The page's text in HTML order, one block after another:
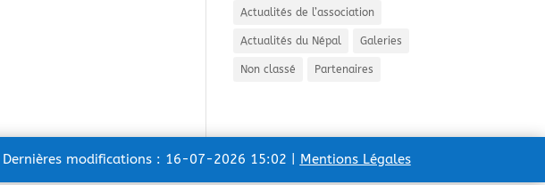
Actualités de l’association
Actualités du Népal Galeries
Non classé Partenaires
| Dernières modifications : 16-07-2026 15:02 | Mentions Légales